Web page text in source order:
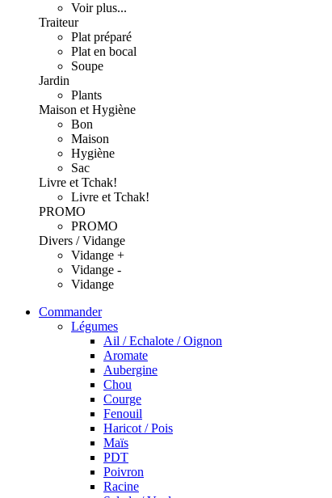
Voir plus...
Traiteur
Plat préparé
Plat en bocal
Soupe
Jardin
Plants
Maison et Hygiène
Bon
Maison
Hygiène
Sac
Livre et Tchak!
Livre et Tchak!
PROMO
PROMO
Divers / Vidange
Vidange +
Vidange -
Vidange
Commander
Légumes
Ail / Echalote / Oignon
Aromate
Aubergine
Chou
Courge
Fenouil
Haricot / Pois
Maïs
PDT
Poivron
Racine